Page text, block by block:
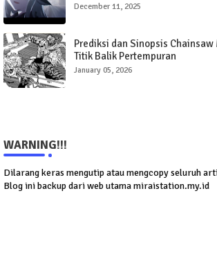
December 11, 2025
Prediksi dan Sinopsis Chainsaw
Titik Balik Pertempuran
January 05, 2026
WARNING!!!
Dilarang keras mengutip atau mengcopy seluruh
Blog ini backup dari web utama miraistation.my.id